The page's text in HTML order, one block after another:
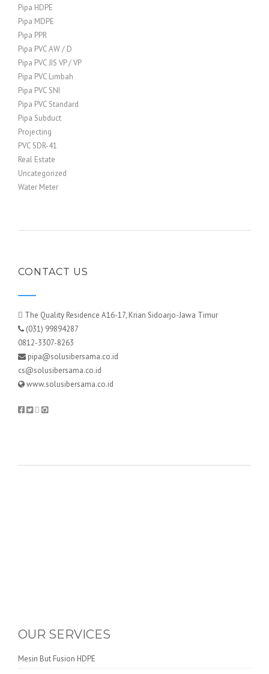
Pipa HDPE
Pipa MDPE
Pipa PPR
Pipa PVC AW / D
Pipa PVC JIS VP / VP
Pipa PVC Limbah
Pipa PVC SNI
Pipa PVC Standard
Pipa Subduct
Projecting
PVC SDR-41
Real Estate
Uncategorized
Water Meter
CONTACT US
The Quality Residence A16-17, Krian Sidoarjo-Jawa Timur
(031) 99894287
0812-3307-8263
pipa@solusibersama.co.id
cs@solusibersama.co.id
www.solusibersama.co.id
OUR SERVICES
Mesin But Fusion HDPE